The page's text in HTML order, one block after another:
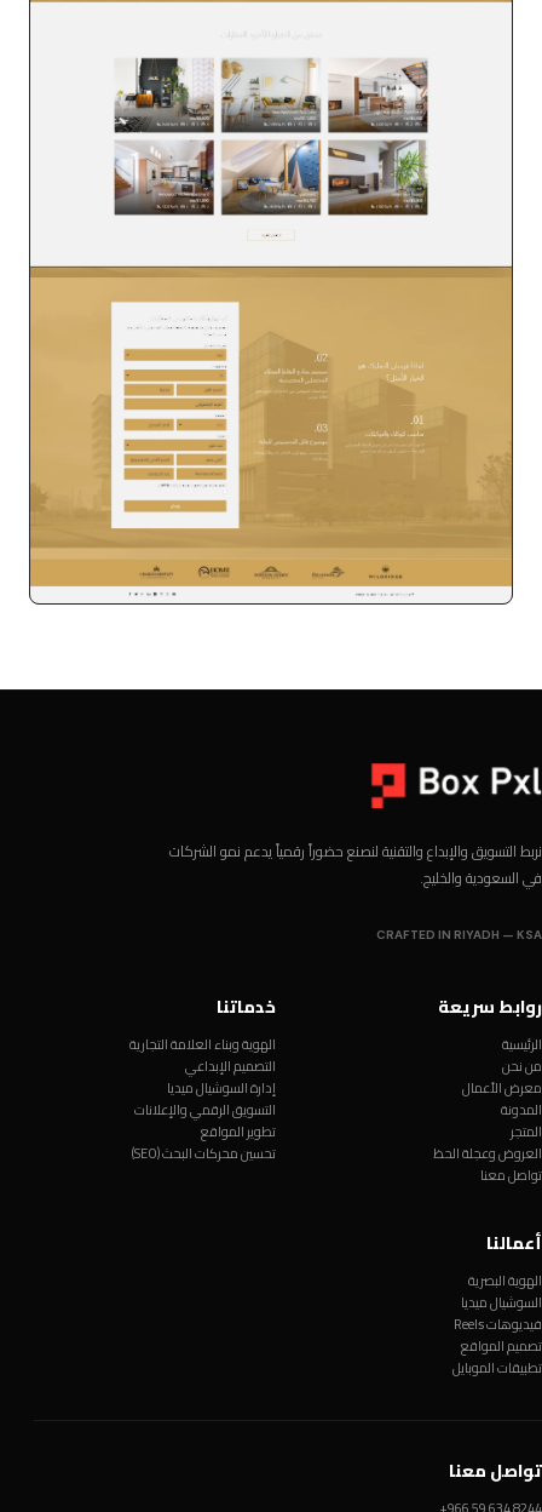
نربط التسويق والإبداع والتقنية لنصنع حضوراً رقمياً يدعم نمو الشركات
في السعودية والخليج.
CRAFTED IN RIYADH — KSA
روابط سريعة
الرئيسية
من نحن
معرض الأعمال
المدونة
المتجر
العروض وعجلة الحظ
تواصل معنا
خدماتنا
الهوية وبناء العلامة التجارية
التصميم الإبداعي
إدارة السوشيال ميديا
التسويق الرقمي والإعلانات
تطوير المواقع
تحسين محركات البحث (SEO)
أعمالنا
الهوية البصرية
السوشيال ميديا
فيديوهات Reels
تصميم المواقع
تطبيقات الموبايل
تواصل معنا